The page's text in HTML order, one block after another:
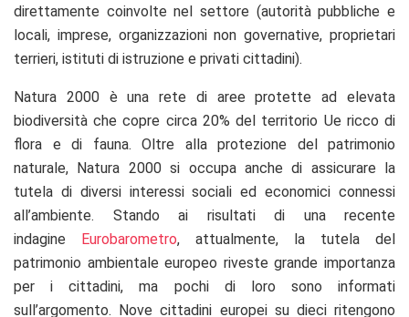
direttamente coinvolte nel settore (autorità pubbliche e
locali, imprese, organizzazioni non governative, proprietari
terrieri, istituti di istruzione e privati cittadini).
Natura 2000 è una rete di aree protette ad elevata
biodiversità che copre circa 20% del territorio Ue ricco di
flora e di fauna. Oltre alla protezione del patrimonio
naturale, Natura 2000 si occupa anche di assicurare la
tutela di diversi interessi sociali ed economici connessi
all’ambiente. Stando ai risultati di una recente
indagine Eurobarometro, attualmente, la tutela del
patrimonio ambientale europeo riveste grande importanza
per i cittadini, ma pochi di loro sono informati
sull’argomento. Nove cittadini europei su dieci ritengono